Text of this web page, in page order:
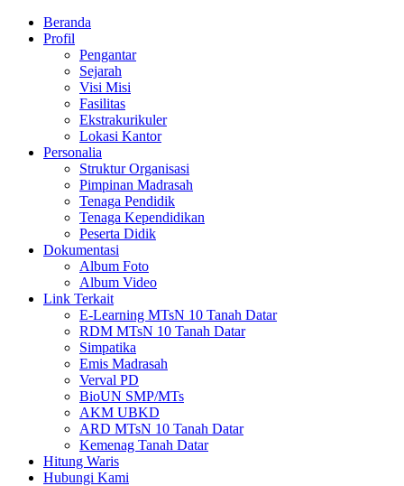
Beranda
Profil
Pengantar
Sejarah
Visi Misi
Fasilitas
Ekstrakurikuler
Lokasi Kantor
Personalia
Struktur Organisasi
Pimpinan Madrasah
Tenaga Pendidik
Tenaga Kependidikan
Peserta Didik
Dokumentasi
Album Foto
Album Video
Link Terkait
E-Learning MTsN 10 Tanah Datar
RDM MTsN 10 Tanah Datar
Simpatika
Emis Madrasah
Verval PD
BioUN SMP/MTs
AKM UBKD
ARD MTsN 10 Tanah Datar
Kemenag Tanah Datar
Hitung Waris
Hubungi Kami